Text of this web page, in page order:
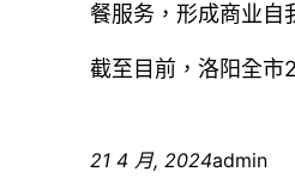
餐服务，形成商业自
截至目前，洛阳全市
21 4 月, 2024admin